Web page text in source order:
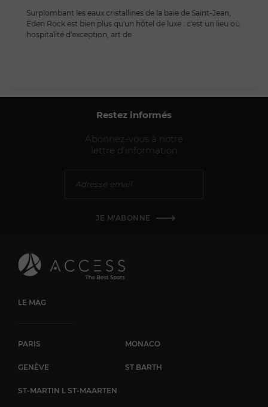
Surplombant les eaux cristallines de la baie de Saint-Jean,
Eden Rock est bien plus qu'un hôtel de luxe : c'est un lieu où
hospitalité d'exception, art de
Restez informés
Abonnez-vous à notre
lettre d'information
JE M'ABONNE
LE MAG
PARIS MONACO
GENÈVE ST BARTH
ST-MARTIN L ST-MAARTEN